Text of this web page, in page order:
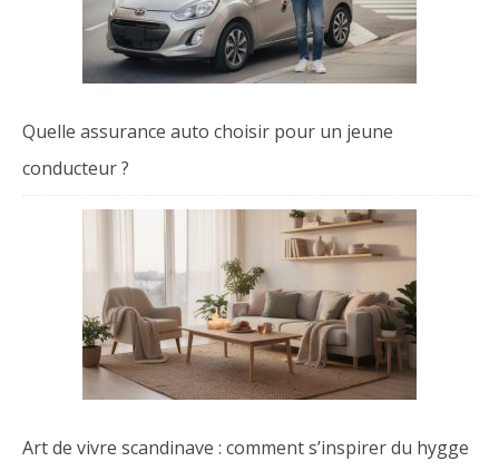
Quelle assurance auto choisir pour un jeune
conducteur ?
Art de vivre scandinave : comment s’inspirer du hygge